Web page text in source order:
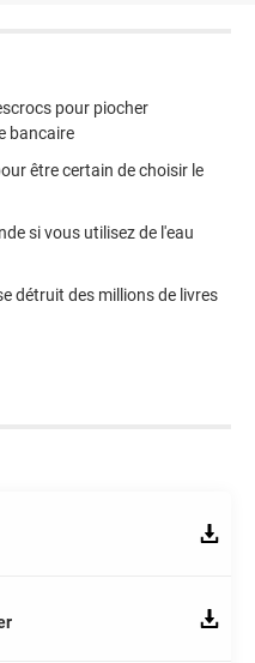
pour piocher
bancaire
être certain de choisir le
si vous utilisez de l'eau
détruit des millions de livres